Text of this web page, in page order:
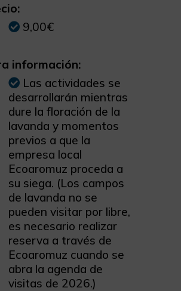
9,00€
información:
Las actividades se
desarrollarán mientras
dure la floración de la
lavanda y momentos
previos a que la
empresa local
Ecoaromuz proceda a
su siega. (Los campos
de lavanda no se
pueden visitar por libre,
es necesario realizar
reserva a través de
Ecoaromuz cuando se
abra la agenda de
visitas de 2026.)